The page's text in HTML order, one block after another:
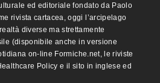
ed editoriale fondato da Paolo
rivista cartacea, oggi l’arcipelago
diverse ma strettamente
(disponibile anche in versione
on-line Formiche.net, le riviste
Policy e il sito in inglese ed